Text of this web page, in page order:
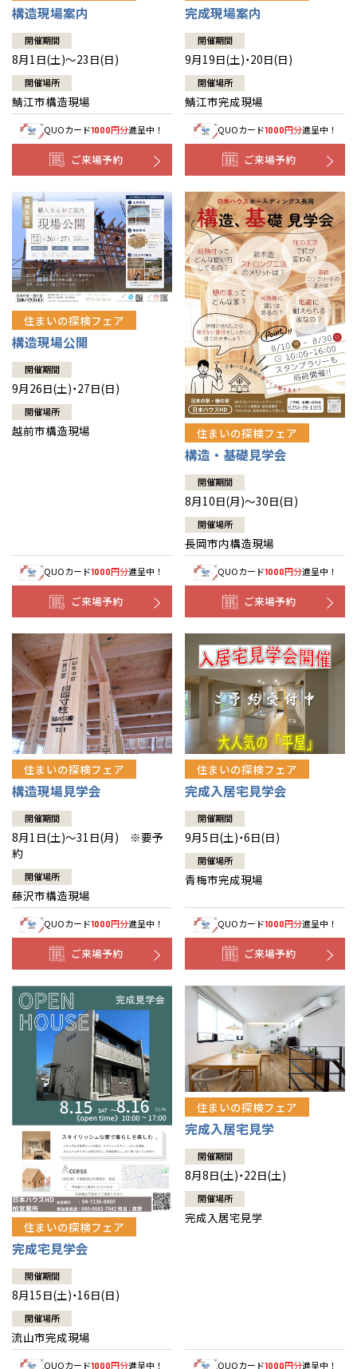
構造現場案内
開催期間
8月1日(土)～23日(日)
開催場所
鯖江市構造現場
QUOカード1000円分進呈中！
ご来場予約
完成現場案内
開催期間
9月19日(土)・20日(日)
開催場所
鯖江市完成現場
QUOカード1000円分進呈中！
ご来場予約
住まいの探検フェア
構造現場公開
開催期間
9月26日(土)・27日(日)
開催場所
越前市構造現場
QUOカード1000円分進呈中！
ご来場予約
住まいの探検フェア
構造・基礎見学会
開催期間
8月10日(月)～30日(日)
開催場所
長岡市内構造現場
QUOカード1000円分進呈中！
ご来場予約
住まいの探検フェア
構造現場見学会
開催期間
8月1日(土)～31日(月) ※要予
約
開催場所
藤沢市構造現場
QUOカード1000円分進呈中！
ご来場予約
住まいの探検フェア
完成入居宅見学会
開催期間
9月5日(土)・6日(日)
開催場所
青梅市完成現場
QUOカード1000円分進呈中！
ご来場予約
住まいの探検フェア
完成宅見学会
開催期間
8月15日(土)・16日(日)
開催場所
流山市完成現場
QUOカード1000円分進呈中！
住まいの探検フェア
完成入居宅見学
開催期間
8月8日(土)・22日(土)
開催場所
完成入居宅見学
QUOカード1000円分進呈中！